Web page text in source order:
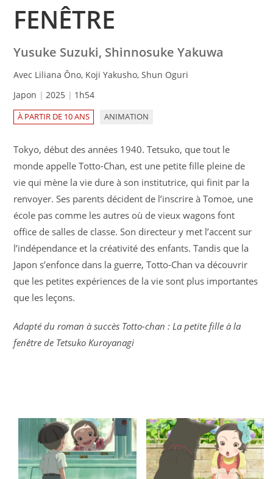
FENÊTRE
Yusuke Suzuki, Shinnosuke Yakuwa
Avec Liliana Ôno, Koji Yakusho, Shun Oguri
Japon
2025 1h54
À PARTIR DE 10 ANS ANIMATION
Tokyo, début des années 1940. Tetsuko, que tout le
monde appelle Totto-Chan, est une petite fille pleine de
vie qui mène la vie dure à son institutrice, qui finit par la
renvoyer. Ses parents décident de l’inscrire à Tomoe, une
école pas comme les autres où de vieux wagons font
office de salles de classe. Son directeur y met l’accent sur
l’indépendance et la créativité des enfants. Tandis que la
Japon s’enfonce dans la guerre, Totto-Chan va découvrir
que les petites expériences de la vie sont plus importantes
que les leçons.
Adapté du roman à succès Totto-chan : La petite fille à la
fenêtre de Tetsuko Kuroyanagi